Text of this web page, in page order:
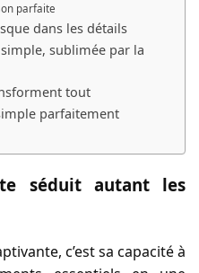
parfaite
dans les détails
sublimée par la
tout
parfaitement
séduit autant les
c’est sa capacité à